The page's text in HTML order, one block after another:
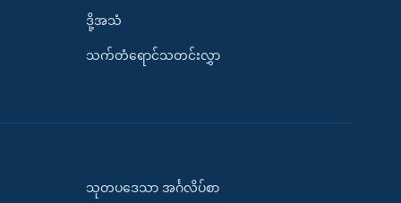
ဒို့အသံ
သက်တံရောင်သတင်းလွှာ
သုတပဒေသာ အင်္ဂလိပ်စာ